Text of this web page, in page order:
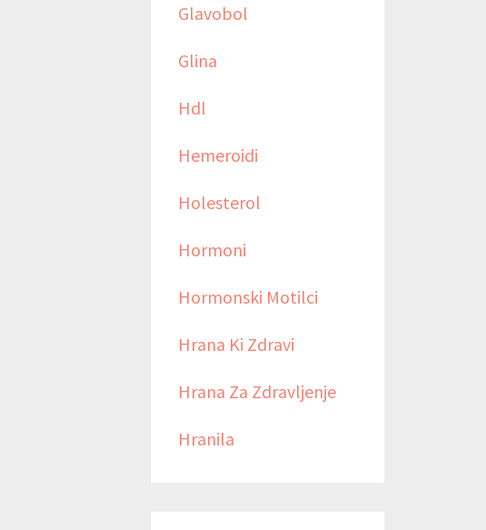
Glavobol
Glina
Hdl
Hemeroidi
Holesterol
Hormoni
Hormonski Motilci
Hrana Ki Zdravi
Hrana Za Zdravljenje
Hranila